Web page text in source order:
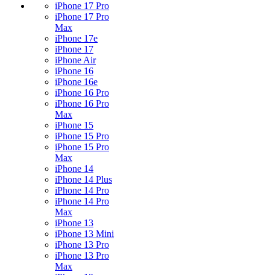
iPhone 17 Pro
iPhone 17 Pro
Max
iPhone 17e
iPhone 17
iPhone Air
iPhone 16
iPhone 16e
iPhone 16 Pro
iPhone 16 Pro
Max
iPhone 15
iPhone 15 Pro
iPhone 15 Pro
Max
iPhone 14
iPhone 14 Plus
iPhone 14 Pro
iPhone 14 Pro
Max
iPhone 13
iPhone 13 Mini
iPhone 13 Pro
iPhone 13 Pro
Max